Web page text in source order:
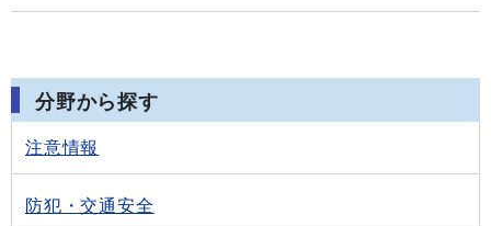
分野から探す
注意情報
防犯・交通安全